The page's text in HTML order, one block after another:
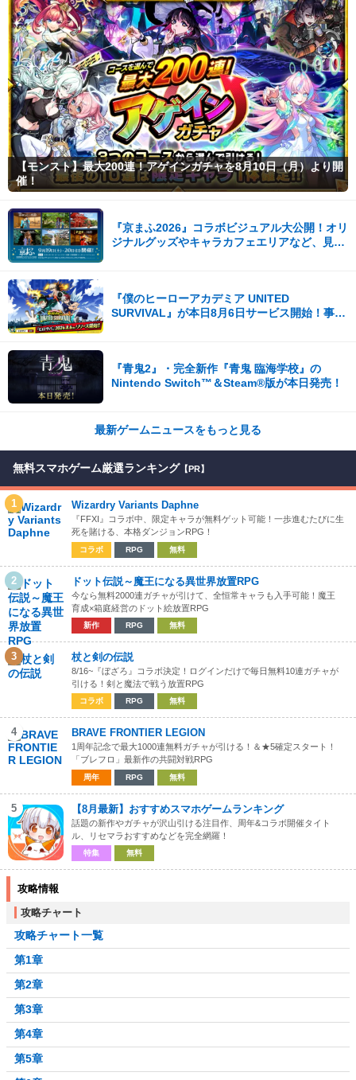
【モンスト】最大200連！アゲインガチャを8月10日（月）より開
催！
『京まふ2026』コラボビジュアル大公開！オリ
ジナルグッズやキャラカフェエリアなど、見ど
『僕のヒーローアカデミア UNITED
SURVIVAL』が本日8月6日サービス開始！事前
『青鬼2』・完全新作『青鬼 臨海学校』の
Nintendo Switch™＆Steam®版が本日発売！
最新ゲームニュースをもっと見る
無料スマホゲーム厳選ランキング 【PR】
1 Wizardry Variants Daphne
『FFXI』コラボ中、限定キャラが無料ゲット可能！一歩進むたびに生
死を賭ける、本格ダンジョンRPG！
コラボ RPG 無料
2 ドット伝説～魔王になる異世界放置RPG
今なら無料2000連ガチャが引けて、全恒常キャラも入手可能！魔王
育成×箱庭経営のドット絵放置RPG
新作 RPG 無料
3 杖と剣の伝説
8/16~『ぼざろ』コラボ決定！ログインだけで毎日無料10連ガチャが
引ける！剣と魔法で戦う放置RPG
コラボ RPG 無料
4 BRAVE FRONTIER LEGION
1周年記念で最大1000連無料ガチャが引ける！＆★5確定スタート！
「ブレフロ」最新作の共闘対戦RPG
周年 RPG 無料
5 【8月最新】おすすめスマホゲームランキング
話題の新作やガチャが沢山引ける注目作、周年&コラボ開催タイト
ル、リセマラおすすめなどを完全網羅！
特集 無料
攻略情報
攻略チャート
攻略チャート一覧
第1章
第2章
第3章
第4章
第5章